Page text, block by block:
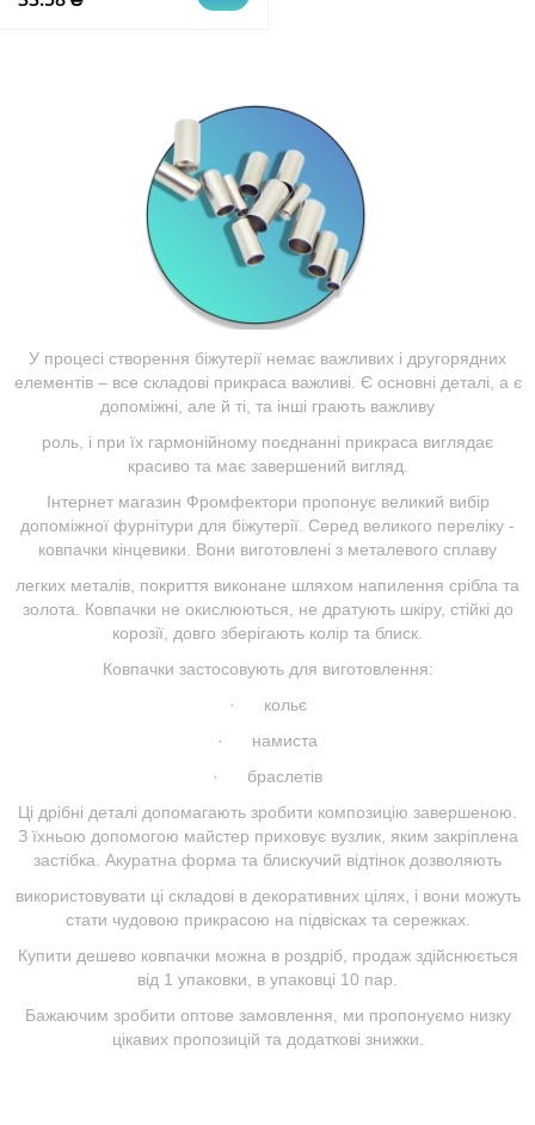
У процесі створення біжутерії немає важливих і другорядних
елементів – все складові прикраса важливі. Є основні деталі, а є
допоміжні, але й ті, та інші грають важливу
роль, і при їх гармонійному поєднанні прикраса виглядає
красиво та має завершений вигляд.
Інтернет магазин Фромфектори пропонує великий вибір
допоміжної фурнітури для біжутерії. Серед великого переліку -
ковпачки кінцевики. Вони виготовлені з металевого сплаву
легких металів, покриття виконане шляхом напилення срібла та
золота. Ковпачки не окислюються, не дратують шкіру, стійкі до
корозії, довго зберігають колір та блиск.
Ковпачки застосовують для виготовлення:
· кольє
· намиста
· браслетів
Ці дрібні деталі допомагають зробити композицію завершеною.
З їхньою допомогою майстер приховує вузлик, яким закріплена
застібка. Акуратна форма та блискучий відтінок дозволяють
використовувати ці складові в декоративних цілях, і вони можуть
стати чудовою прикрасою на підвісках та сережках.
Купити дешево ковпачки можна в роздріб, продаж здійснюється
від 1 упаковки, в упаковці 10 пар.
Бажаючим зробити оптове замовлення, ми пропонуємо низку
цікавих пропозицій та додаткові знижки.